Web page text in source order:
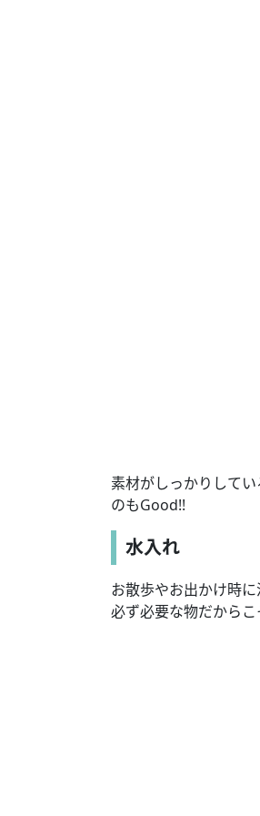
素材がしっかりして
のもGood!!
水入れ
お散歩やお出かけ時
必ず必要な物だから